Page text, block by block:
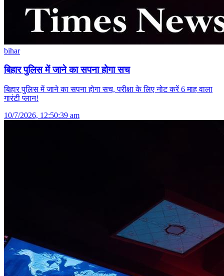
bihar
बिहार पुलिस में जाने का सपना होगा सच
बिहार पुलिस में जाने का सपना होगा सच, परीक्षा के लिए नोट करें 6 माह वाला
गारंटी प्लान!
10/7/2026, 12:50:39 am